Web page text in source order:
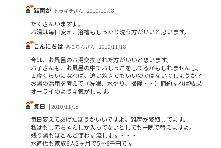
雑菌が トラキチさん | 2010/11/18
たくさんいますよ。
お湯は毎日変え、浴槽もしっかり洗う方がいいと思います。
こんにちは みこちんさん | 2010/11/18
今は、お風呂のお湯交換された方がいいと思います。
お子さんも、お風呂の中でおしっこをしてるかもしれませんし。
１歳くらいになれば、追い炊きでもいいのではないでしょうか？
お湯の活用を考えて（洗濯、水やり、掃除・・）節約すれば結果
オーライのような気がします。
毎日 | 2010/11/18
毎日変えてあげたほうがいいですよ。雑菌が繁殖してます。
私はもし赤ちゃんしか入ってないとしても一晩で替えますよ。
残り湯もほとんど使わず流します・・・
水道代も家族6人2ヶ月で5～6千円です